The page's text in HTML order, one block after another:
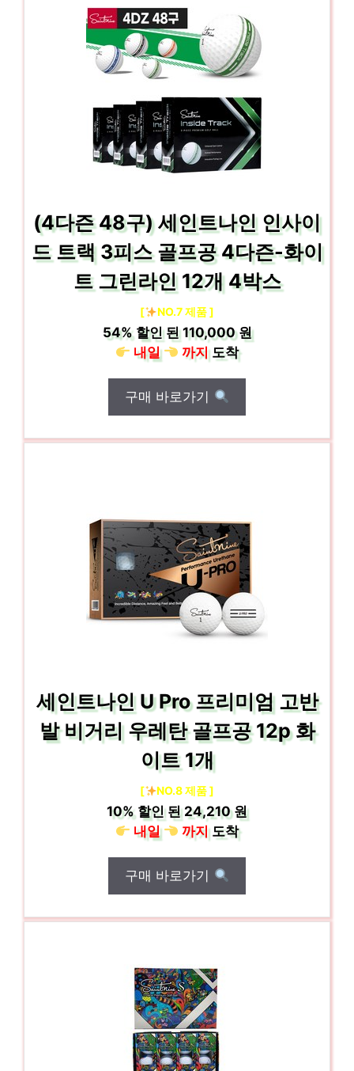
(4다즌 48구) 세인트나인 인사이
드 트랙 3피스 골프공 4다즌-화이
트 그린라인 12개 4박스
[ NO.7 제품 ]
54%할인 된110,000 원
내일
까지도착
구매 바로가기
세인트나인 U Pro 프리미엄 고반
발 비거리 우레탄 골프공 12p 화
이트 1개
[ NO.8 제품 ]
10%할인 된24,210 원
내일
까지도착
구매 바로가기